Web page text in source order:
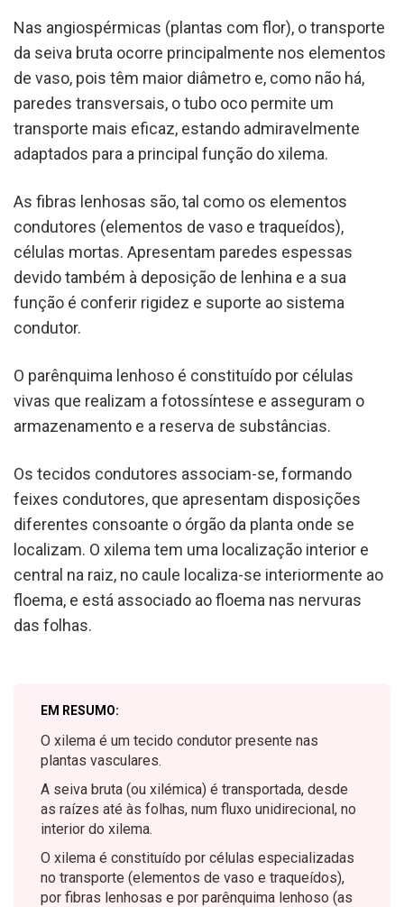
Nas angiospérmicas (plantas com flor), o transporte
da seiva bruta ocorre principalmente nos elementos
de vaso, pois têm maior diâmetro e, como não há,
paredes transversais, o tubo oco permite um
transporte mais eficaz, estando admiravelmente
adaptados para a principal função do xilema.
As fibras lenhosas são, tal como os elementos
condutores (elementos de vaso e traqueídos),
células mortas. Apresentam paredes espessas
devido também à deposição de lenhina e a sua
função é conferir rigidez e suporte ao sistema
condutor.
O parênquima lenhoso é constituído por células
vivas que realizam a fotossíntese e asseguram o
armazenamento e a reserva de substâncias.
Os tecidos condutores associam-se, formando
feixes condutores, que apresentam disposições
diferentes consoante o órgão da planta onde se
localizam. O xilema tem uma localização interior e
central na raiz, no caule localiza-se interiormente ao
floema, e está associado ao floema nas nervuras
das folhas.
EM RESUMO:
O xilema é um tecido condutor presente nas
plantas vasculares.
A seiva bruta (ou xilémica) é transportada, desde
as raízes até às folhas, num fluxo unidirecional, no
interior do xilema.
O xilema é constituído por células especializadas
no transporte (elementos de vaso e traqueídos),
por fibras lenhosas e por parênquima lenhoso (as